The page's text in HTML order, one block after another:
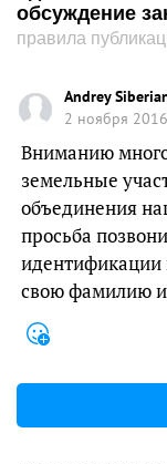
обсуждение
правила
Andrey
2 ноября
Вниманию
земельные
объединения
просьба
идентификации
свою фамилию и